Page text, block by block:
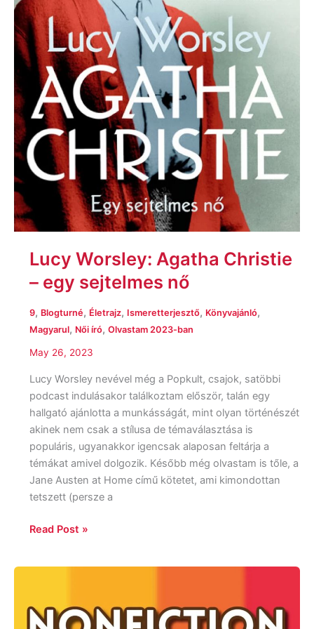
Lucy Worsley: Agatha Christie
– egy sejtelmes nő
9, Blogturné, Életrajz, Ismeretterjesztő, Könyvajánló,
Magyarul, Női író, Olvastam 2023-ban
May 26, 2023
Lucy Worsley nevével még a Popkult, csajok, satöbbi
podcast indulásakor találkoztam először, talán egy
hallgató ajánlotta a munkásságát, mint olyan történészét
akinek nem csak a stílusa de témaválasztása is
populáris, ugyanakkor igencsak alaposan feltárja a
témákat amivel dolgozik. Később még olvastam is tőle, a
Jane Austen at Home című kötetet, ami kimondottan
tetszett (persze a
Read Post »